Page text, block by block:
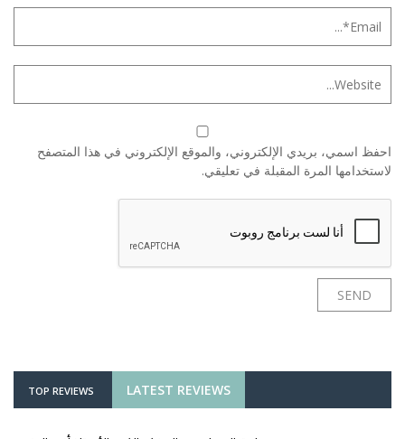
احفظ اسمي، بريدي الإلكتروني، والموقع الإلكتروني في هذا المتصفح
لاستخدامها المرة المقبلة في تعليقي.
LATEST REVIEWS
TOP REVIEWS